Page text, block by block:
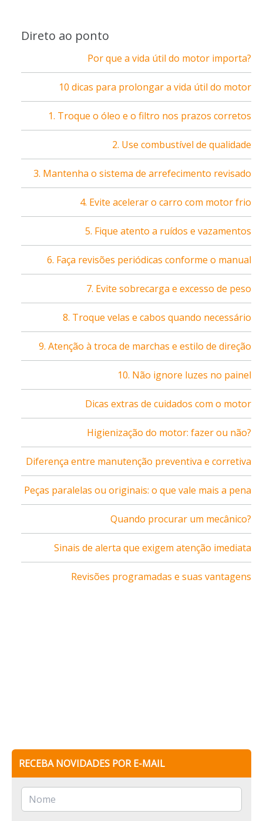
Direto ao ponto
Por que a vida útil do motor importa?
10 dicas para prolongar a vida útil do motor
1. Troque o óleo e o filtro nos prazos corretos
2. Use combustível de qualidade
3. Mantenha o sistema de arrefecimento revisado
4. Evite acelerar o carro com motor frio
5. Fique atento a ruídos e vazamentos
6. Faça revisões periódicas conforme o manual
7. Evite sobrecarga e excesso de peso
8. Troque velas e cabos quando necessário
9. Atenção à troca de marchas e estilo de direção
10. Não ignore luzes no painel
Dicas extras de cuidados com o motor
Higienização do motor: fazer ou não?
Diferença entre manutenção preventiva e corretiva
Peças paralelas ou originais: o que vale mais a pena
Quando procurar um mecânico?
Sinais de alerta que exigem atenção imediata
Revisões programadas e suas vantagens
RECEBA NOVIDADES POR E-MAIL